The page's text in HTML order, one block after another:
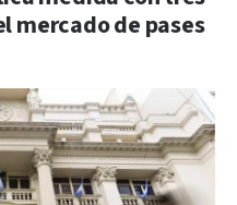
mercado de pases